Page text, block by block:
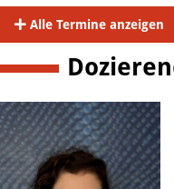
Alle Termine anzeigen